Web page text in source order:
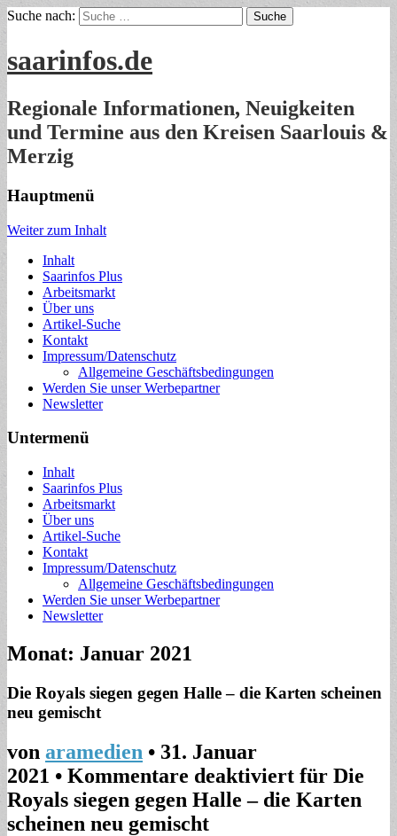
Suche nach:
saarinfos.de
Regionale Informationen, Neuigkeiten
und Termine aus den Kreisen Saarlouis &
Merzig
Hauptmenü
Weiter zum Inhalt
Inhalt
Saarinfos Plus
Arbeitsmarkt
Über uns
Artikel-Suche
Kontakt
Impressum/Datenschutz
Allgemeine Geschäftsbedingungen
Werden Sie unser Werbepartner
Newsletter
Untermenü
Inhalt
Saarinfos Plus
Arbeitsmarkt
Über uns
Artikel-Suche
Kontakt
Impressum/Datenschutz
Allgemeine Geschäftsbedingungen
Werden Sie unser Werbepartner
Newsletter
Monat: Januar 2021
Die Royals siegen gegen Halle – die Karten scheinen
neu gemischt
von aramedien • 31. Januar
2021 • Kommentare deaktiviert für Die
Royals siegen gegen Halle – die Karten
scheinen neu gemischt